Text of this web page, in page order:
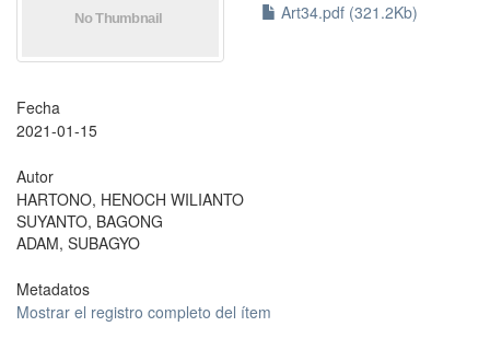
Art34.pdf (321.2Kb)
Fecha
2021-01-15
Autor
HARTONO, HENOCH WILIANTO
SUYANTO, BAGONG
ADAM, SUBAGYO
Metadatos
Mostrar el registro completo del ítem